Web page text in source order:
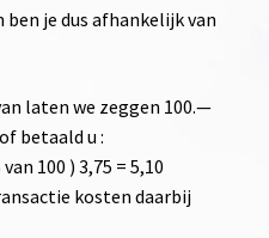
je dus afhankelijk van
laten we zeggen 100.—
betaald u :
100 ) 3,75 = 5,10
kosten daarbij